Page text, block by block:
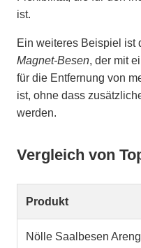
ist.
Ein weiteres Beispiel ist
Magnet-Besen, der mit
für die Entfernung von
ist, ohne dass
werden.
Vergleich von
Produkt
Nölle Saalbesen